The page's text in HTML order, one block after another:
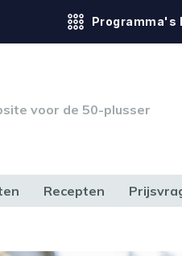
Programma's
voor de 50-plusser
Recepten